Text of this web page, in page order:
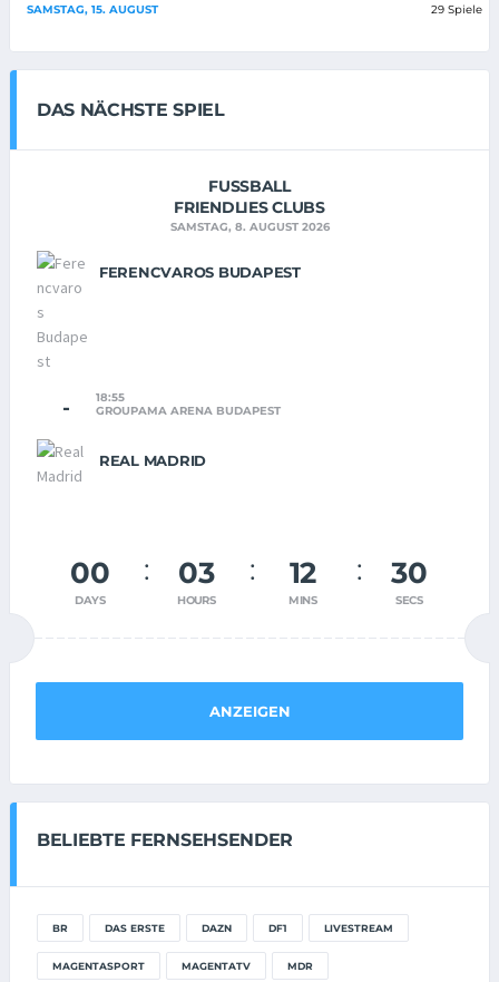
SAMSTAG, 15. AUGUST 29 Spiele
DAS NÄCHSTE SPIEL
FUSSBALL
FRIENDLIES CLUBS
SAMSTAG, 8. AUGUST 2026
FERENCVAROS BUDAPEST
-
18:55
GROUPAMA ARENA BUDAPEST
REAL MADRID
00
DAYS
03
HOURS
12
MINS
30
SECS
ANZEIGEN
BELIEBTE FERNSEHSENDER
BR DAS ERSTE DAZN DF1 LIVESTREAM
MAGENTASPORT MAGENTATV MDR